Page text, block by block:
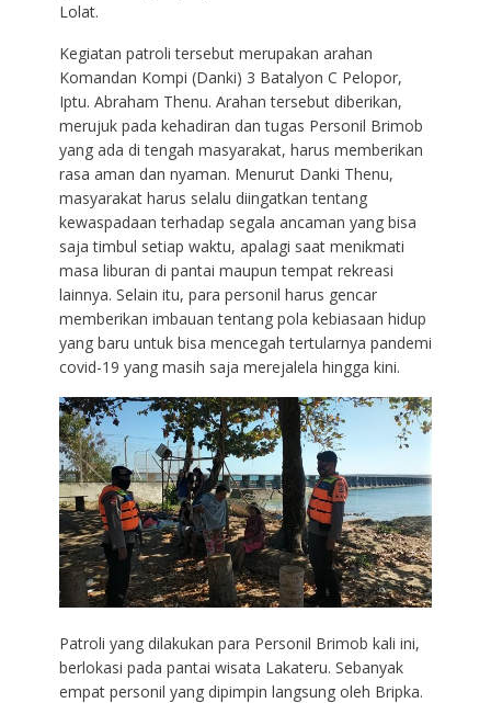
Lolat.
Kegiatan patroli tersebut merupakan arahan
Komandan Kompi (Danki) 3 Batalyon C Pelopor,
Iptu. Abraham Thenu. Arahan tersebut diberikan,
merujuk pada kehadiran dan tugas Personil Brimob
yang ada di tengah masyarakat, harus memberikan
rasa aman dan nyaman. Menurut Danki Thenu,
masyarakat harus selalu diingatkan tentang
kewaspadaan terhadap segala ancaman yang bisa
saja timbul setiap waktu, apalagi saat menikmati
masa liburan di pantai maupun tempat rekreasi
lainnya. Selain itu, para personil harus gencar
memberikan imbauan tentang pola kebiasaan hidup
yang baru untuk bisa mencegah tertularnya pandemi
covid-19 yang masih saja merejalela hingga kini.
Patroli yang dilakukan para Personil Brimob kali ini,
berlokasi pada pantai wisata Lakateru. Sebanyak
empat personil yang dipimpin langsung oleh Bripka.